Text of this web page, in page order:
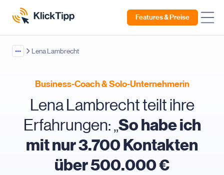
Features & Preise
••• Lena Lambrecht
Business-Coach & Solo-Unternehmerin
Lena Lambrecht teilt ihre
Erfahrungen: „So habe ich
mit nur 3.700 Kontakten
über 500.000 €